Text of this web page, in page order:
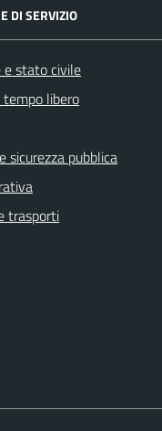
DI SERVIZIO
e stato civile
libero
sicurezza pubblica
trasporti